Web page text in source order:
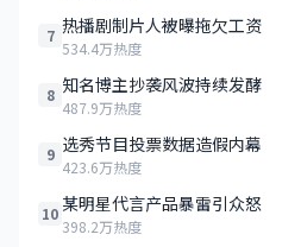
7 热播剧制片人被曝拖欠工资
534.4万热度
8 知名博主抄袭风波持续发酵
487.9万热度
9 选秀节目投票数据造假内幕
423.6万热度
10 某明星代言产品暴雷引众怒
398.2万热度